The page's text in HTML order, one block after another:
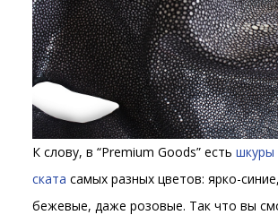
К слову, в “Premium Goods” естьшкуры
ската самых разных цветов: ярко-
бежевые, даже розовые. Так что вы